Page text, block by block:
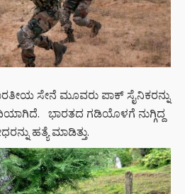
ಸೇನೆ ಮೂವರು ಪಾಕ್ ಸೈನಿಕರನ್ನು
ಭಾರತದ ಗಡಿಯೊಳಗೆ ನುಗ್ಗಿದ್ದ
ಹತ್ಯೆ ಮಾಡಿತ್ತು.